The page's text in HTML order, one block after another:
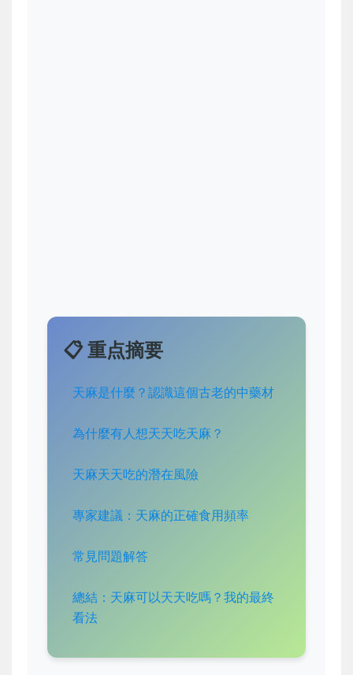
📋 重点摘要
天麻是什麼？認識這個古老的中藥材
為什麼有人想天天吃天麻？
天麻天天吃的潛在風險
專家建議：天麻的正確食用頻率
常見問題解答
總結：天麻可以天天吃嗎？我的最終
看法